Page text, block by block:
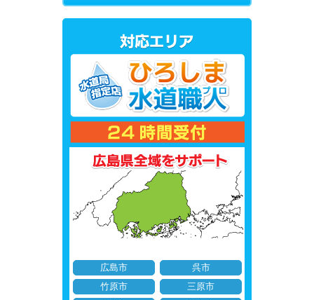
広島市
呉市
竹原市
三原市